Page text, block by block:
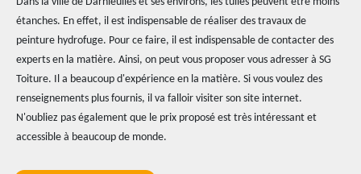
étanches. En effet, il est indispensable de réaliser des travaux de
peinture hydrofuge. Pour ce faire, il est indispensable de contacter des
experts en la matière. Ainsi, on peut vous proposer vous adresser à SG
Toiture. Il a beaucoup d'expérience en la matière. Si vous voulez des
renseignements plus fournis, il va falloir visiter son site internet.
N'oubliez pas également que le prix proposé est très intéressant et
accessible à beaucoup de monde.